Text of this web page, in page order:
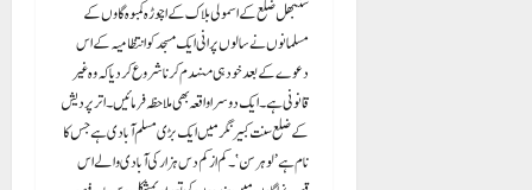
سنبھل ضلع کے اسمولی بلاک کے اچوڑہ کمبوہ گاوں کے
مسلمانوں نے سالوں پرانی ایک مسجد کو انتظامیہ کے اس
دعوے کے بعد خود ہی منہدم کرنا شروع کر دیا کہ وہ غیر
قانونی ہے۔ ایک دوسرا واقعہ بھی ملاحظہ فرمائیں۔ اترپردیش
کے ضلع سنت کبیر نگر میں ایک بڑی مسلم آبادی ہے جس کا
نام ہے ’لوہرسن‘۔ کم از کم دس ہزار کی آبادی والے اس